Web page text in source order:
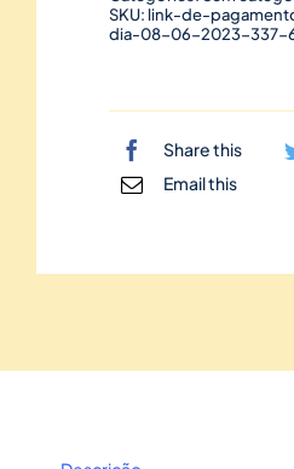
SKU: link-de-
dia-08-06-2023-337-
Share this
Email this